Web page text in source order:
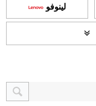
لينوفو